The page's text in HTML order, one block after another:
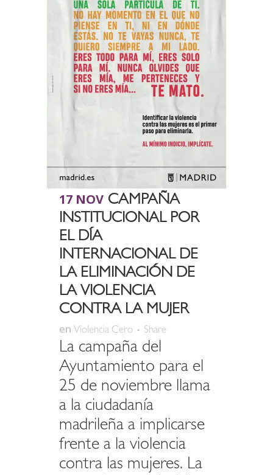
17 NOV CAMPAÑA
INSTITUCIONAL POR
EL DÍA
INTERNACIONAL DE
LA ELIMINACIÓN DE
LA VIOLENCIA
CONTRA LA MUJER
en Violencia Cero Share
La campaña del
Ayuntamiento para el
25 de noviembre llama
a la ciudadanía
madrileña a implicarse
frente a la violencia
contra las mujeres. La